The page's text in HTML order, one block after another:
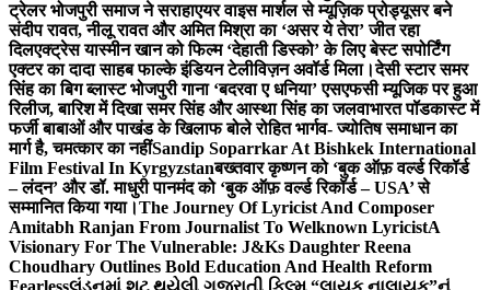
ट्रेलर भोजपुरी समाज ने सराहाएयर वाइस मार्शल से म्यूज़िक प्रोड्यूसर बने
संदीप रावत, नीलू रावत और अमित मिश्रा का ‘असर ये तेरा’ जीत रहा
दिलएक्ट्रेस यास्मीन खान को फिल्म ‘देहाती डिस्को’ के लिए बेस्ट सपोर्टिंग
एक्टर का दादा साहब फाल्के इंडियन टेलीविज़न अवॉर्ड मिला।देसी स्टार समर
सिंह का बिग ब्लास्ट भोजपुरी गाना ‘बदरवा ए धनिया’ एसएफसी म्यूजिक पर हुआ
रिलीज, बारिश में दिखा समर सिंह और आस्था सिंह का जलवाभारत पॉडकास्ट में
फर्जी बाबाओं और पाखंड के खिलाफ बोले रोहित भार्गव- ज्योतिष समाधान का
मार्ग है, चमत्कार का नहींSandip Soparrkar At Bishkek International
Film Festival In Kyrgyzstanबख्तवार कृष्णन को ‘बुक ऑफ़ वर्ल्ड रिकॉर्ड
– लंदन’ और डॉ. माधुरी पानमंद को ‘बुक ऑफ़ वर्ल्ड रिकॉर्ड – USA’ से
सम्मानित किया गया।The Journey Of Lyricist And Composer
Amitabh Ranjan From Journalist To Welknown LyricistA
Visionary For The Vulnerable: J&Ks Daughter Reena
Choudhary Outlines Bold Education And Health Reform
Fearlessલંડનમાં શૂટ થયેલી ગુજરાતી ફિલ્મ “લાયક નાલાયક”નું